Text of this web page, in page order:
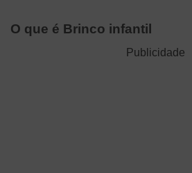
O que é Brinco infantil
Publicidade